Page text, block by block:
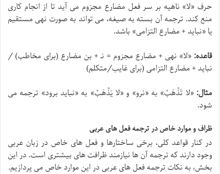
حرف «لا» ناهیه بر سر فعل مضارع مجزوم می آید تا از انجام کاری
منع کند. ترجمه آن بسته به صیغه، می تواند به صورت نهی مستقیم
یا «نباید + مضارع التزامی» باشد.
قاعده: «لا» نهی + مضارع مجزوم = ن‍ـ + بن مضارع (برای مخاطب) /
نباید + مضارع التزامی (برای غایب/متکلم)
مثال: «لا تَذْهَبْ» به «نرو» و «لا یَذْهَبْ» به «نباید برود» ترجمه می
شود.
ظراف و موارد خاص در ترجمه فعل های عربی
در کنار قواعد کلی، برخی ساختارها و فعل های خاص در زبان عربی
وجود دارند که ترجمه آن ها نیازمند ظرافت های بیشتری است. در این
بخش، به نکات ترجمه فعل های عربی در این موارد خاص می پردازیم.